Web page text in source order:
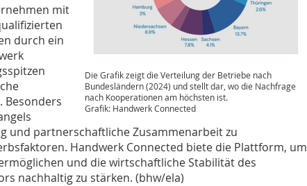
Die Grafik zeigt die Verteilung der Betriebe nach
Bundesländern (2024) und stellt dar, wo die Nachfrage
nach Kooperationen am höchsten ist.
Grafik: Handwerk Connected
mit
durch ein
Besonders
und partnerschaftliche Zusammenarbeit zu
Handwerk Connected biete die Plattform, um
und die wirtschaftliche Stabilität des
nachhaltig zu stärken. (bhw/ela)